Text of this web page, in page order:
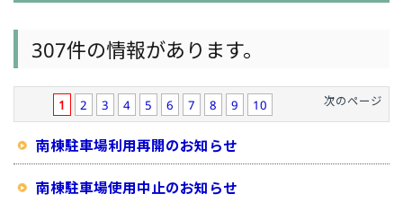
病院案内
職員募集
307件の情報があります。
次のページ
1 2 3 4 5 6 7 8 9 10
南棟駐車場利用再開のお知らせ
南棟駐車場使用中止のお知らせ